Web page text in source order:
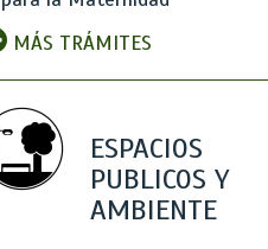
MÁS TRÁMITES
ESPACIOS
PUBLICOS Y
AMBIENTE